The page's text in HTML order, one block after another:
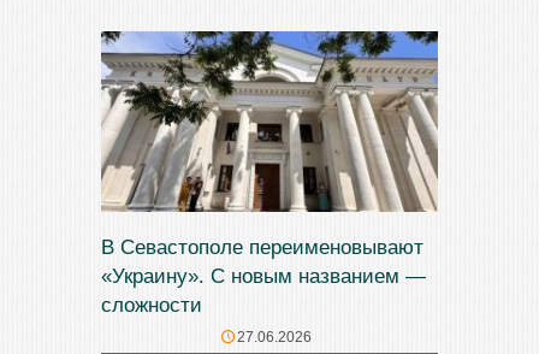
В Севастополе переименовывают
«Украину». С новым названием —
сложности
27.06.2026